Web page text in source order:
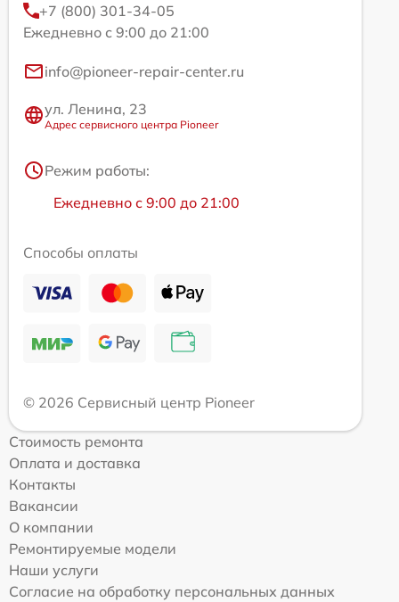
+7 (800) 301-34-05
Ежедневно с 9:00 до 21:00
info@pioneer-repair-center.ru
ул. Ленина, 23
Адрес сервисного центра Pioneer
Режим работы:
Ежедневно с 9:00 до 21:00
Способы оплаты
© 2026 Сервисный центр Pioneer
Стоимость ремонта
Оплата и доставка
Контакты
Вакансии
О компании
Ремонтируемые модели
Наши услуги
Согласие на обработку персональных данных